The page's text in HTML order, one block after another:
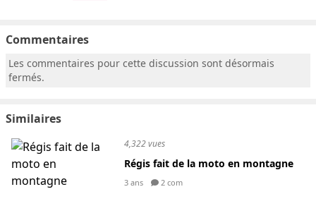
Commentaires
Les commentaires pour cette discussion sont désormais
fermés.
Similaires
4,322 vues
Régis fait de la moto en montagne
3 ans 2 com